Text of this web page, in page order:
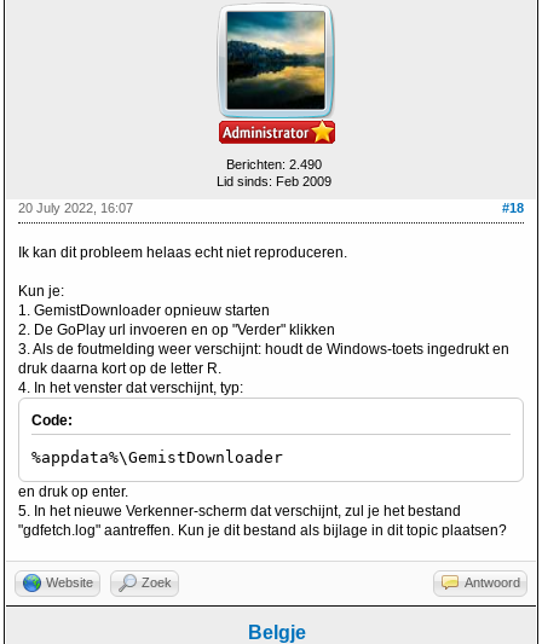
Berichten: 2.490
Lid sinds: Feb 2009
#18
20 July 2022, 16:07
Ik kan dit probleem helaas echt niet reproduceren.
Kun je:
1. GemistDownloader opnieuw starten
2. De GoPlay url invoeren en op "Verder" klikken
3. Als de foutmelding weer verschijnt: houdt de Windows-toets ingedrukt en
druk daarna kort op de letter R.
4. In het venster dat verschijnt, typ:
Code:
%appdata%\GemistDownloader
en druk op enter.
5. In het nieuwe Verkenner-scherm dat verschijnt, zul je het bestand
"gdfetch.log" aantreffen. Kun je dit bestand als bijlage in dit topic plaatsen?
Website Zoek Antwoord
Belgje